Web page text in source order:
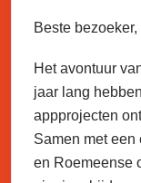
Beste bezoeker,
Het avontuur
jaar lang
appprojecten
Samen met
en Roemeense